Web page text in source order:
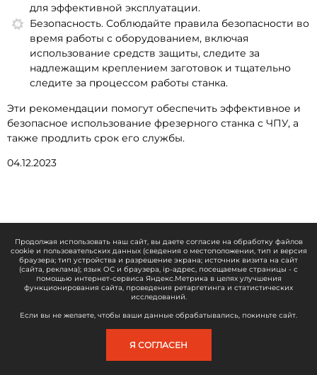
для эффективной эксплуатации.
Безопасность. Соблюдайте правила безопасности во
время работы с оборудованием, включая
использование средств защиты, следите за
надлежащим креплением заготовок и тщательно
следите за процессом работы станка.
Эти рекомендации помогут обеспечить эффективное и
безопасное использование фрезерного станка с ЧПУ, а
также продлить срок его службы.
04.12.2023
Оборудование для производства столешниц из
камня
Выбор оснастки и инструмента для фрезерного
ЧПУ: как не ошибиться и сэкономить
Организация рабочего пространства для ЧПУ
станка: от планирования цеха до систем
Особенности плазменных станков с ЧПУ
Продолжая использовать наш сайт, вы даете согласие на обработку файлов
cookie и пользовательских данных (сведения о местоположении, тип и версия
браузера; тип устройства и разрешение экрана; источник визита на сайт
(сайта, реклама); язык ОС и браузера, ip-адрес, посещаемые страницы - с
помощью интернет-сервиса Яндекс.Метрика в целях улучшения
функционирования сайта, проведения ретаргетинга и статистических
исследований.
Если вы не желаете, чтобы ваши данные обрабатывались, покиньте сайт.
Я СОГЛАСЕН